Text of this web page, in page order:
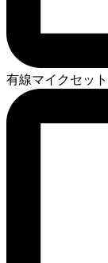
有線マイクセット